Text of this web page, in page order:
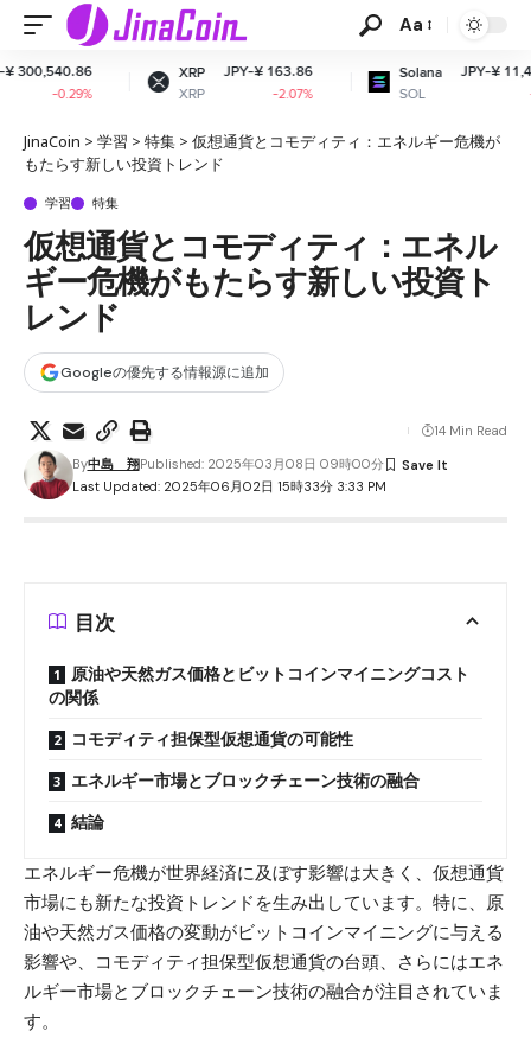
Aa
XRP
XRP
JPY-¥ 163.86
Solana
SOL
JPY-¥ 11,491.41
JinaCoin > 学習 > 特集 > 仮想通貨とコモディティ：エネルギー危機が
もたらす新しい投資トレンド
学習 特集
仮想通貨とコモディティ：エネル
ギー危機がもたらす新しい投資ト
レンド
Googleの優先する情報源に追加
Last Updated: 2025年06月02日 15時33分 3:33 PM
By中島 翔Published: 2025年03月08日 09時00分
14 Min Read
目次
原油や天然ガス価格とビットコインマイニングコスト
の関係
コモディティ担保型仮想通貨の可能性
エネルギー市場とブロックチェーン技術の融合
結論
エネルギー危機が世界経済に及ぼす影響は大きく、仮想通貨
市場にも新たな投資トレンドを生み出しています。特に、原
油や天然ガス価格の変動がビットコインマイニングに与える
影響や、コモディティ担保型仮想通貨の台頭、さらにはエネ
ルギー市場とブロックチェーン技術の融合が注目されていま
す。